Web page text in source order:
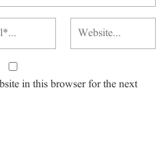
in this browser for the next